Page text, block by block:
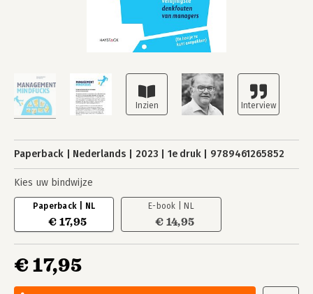
Paperback Nederlands 2023 1e druk 9789461265852
Kies uw bindwijze
Paperback | NL
€ 17,95
E-book | NL
€ 14,95
€ 17,95